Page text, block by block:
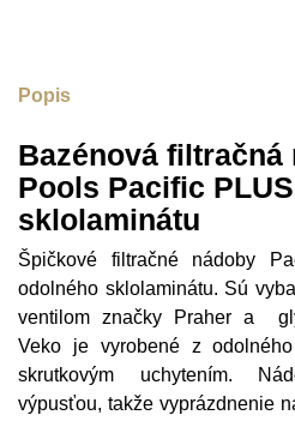
Popis
Bazénová filtračná
Pools Pacific
sklolaminátu
Špičkové filtračné nádoby
odolného sklolaminátu. Sú
ventilom značky Praher a
Veko je vyrobené z
skrutkovým uchytením.
výpusťou, takže vyprázdnenie